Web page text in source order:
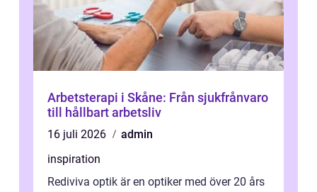
Arbetsterapi i Skåne: Från sjukfrånvaro
till hållbart arbetsliv
16 juli 2026
admin
inspiration
Rediviva optik är en optiker med över 20 års